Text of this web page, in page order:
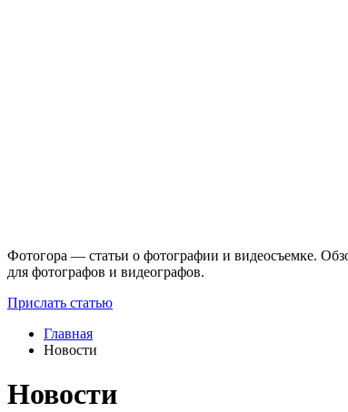
Фотогора — статьи о фотографии и видеосъемке.
для фотографов и видеографов.
Прислать статью
Главная
Новости
Новости